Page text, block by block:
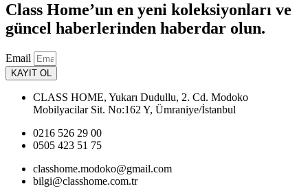
Class Home’un en yeni koleksiyonları ve
güncel haberlerinden haberdar olun.
Email
KAYIT OL
CLASS HOME, Yukarı Dudullu, 2. Cd. Modoko
Mobilyacilar Sit. No:162 Y, Ümraniye/İstanbul
0216 526 29 00
0505 423 51 75
classhome.modoko@gmail.com
bilgi@classhome.com.tr